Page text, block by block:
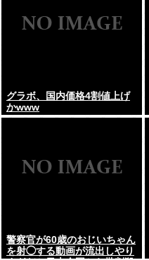
グラボ、国内価格4割値上げ
かwww
警察官が60歳のおじいちゃん
を射◯する動画が流出しやり